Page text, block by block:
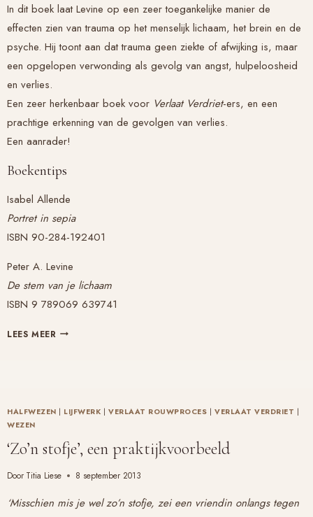
In dit boek laat Levine op een zeer toegankelijke manier de
effecten zien van trauma op het menselijk lichaam, het brein en de
psyche. Hij toont aan dat trauma geen ziekte of afwijking is, maar
een opgelopen verwonding als gevolg van angst, hulpeloosheid
en verlies.
Een zeer herkenbaar boek voor Verlaat Verdriet-ers, en een
prachtige erkenning van de gevolgen van verlies.
Een aanrader!
Boekentips
Isabel Allende
Portret in sepia
ISBN 90-284-192401
Peter A. Levine
De stem van je lichaam
ISBN 9 789069 639741
LEES MEER BIBLIOTHERAPIE:
HALFWEZEN | LIJFWERK |VERLAAT ROUWPROCES |VERLAAT VERDRIET |
WEZEN
‘Zo’n stofje’, een praktijkvoorbeeld
Door Titia Liese 8 september 2013
‘Misschien mis je wel zo’n stofje, zei een vriendin onlangs tegen